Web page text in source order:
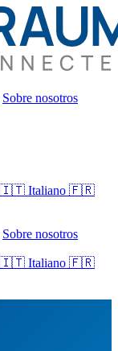
Sobre nosotros
🇮🇹 Italiano 🇫🇷
Sobre nosotros
🇮🇹 Italiano 🇫🇷